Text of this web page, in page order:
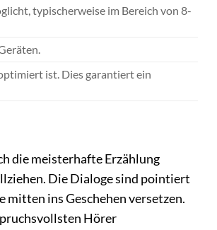
typischerweise im Bereich von 8-
ist. Dies garantiert ein
die meisterhafte Erzählung
Die Dialoge sind pointiert
mitten ins Geschehen versetzen.
Hörer